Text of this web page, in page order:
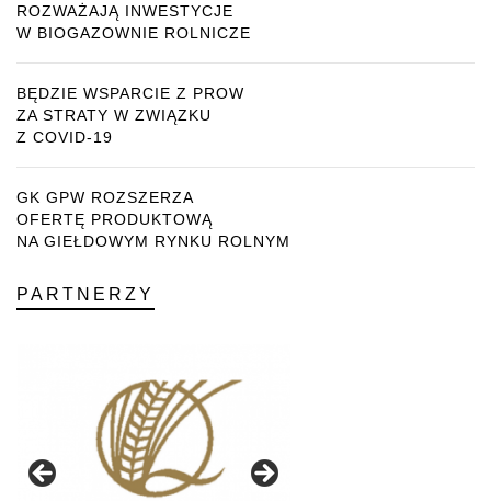
ROZWAŻAJĄ INWESTYCJE
W BIOGAZOWNIE ROLNICZE
BĘDZIE WSPARCIE Z PROW
ZA STRATY W ZWIĄZKU
Z COVID-19
GK GPW ROZSZERZA
OFERTĘ PRODUKTOWĄ
NA GIEŁDOWYM RYNKU ROLNYM
PARTNERZY